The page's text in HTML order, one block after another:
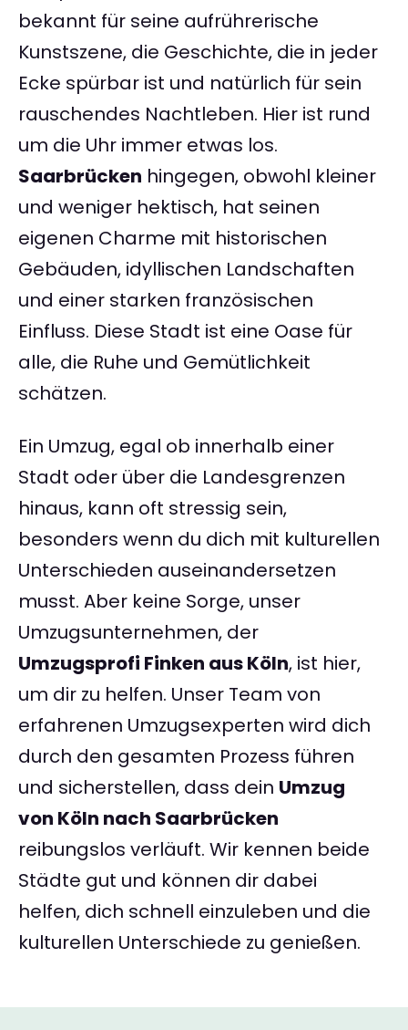
bekannt für seine aufrührerische
Kunstszene, die Geschichte, die in jeder
Ecke spürbar ist und natürlich für sein
rauschendes Nachtleben. Hier ist rund
um die Uhr immer etwas los.
Saarbrücken hingegen, obwohl kleiner
und weniger hektisch, hat seinen
eigenen Charme mit historischen
Gebäuden, idyllischen Landschaften
und einer starken französischen
Einfluss. Diese Stadt ist eine Oase für
alle, die Ruhe und Gemütlichkeit
schätzen.
Ein Umzug, egal ob innerhalb einer
Stadt oder über die Landesgrenzen
hinaus, kann oft stressig sein,
besonders wenn du dich mit kulturellen
Unterschieden auseinandersetzen
musst. Aber keine Sorge, unser
Umzugsunternehmen, der
Umzugsprofi Finken aus Köln, ist hier,
um dir zu helfen. Unser Team von
erfahrenen Umzugsexperten wird dich
durch den gesamten Prozess führen
und sicherstellen, dass dein Umzug
von Köln nach Saarbrücken
reibungslos verläuft. Wir kennen beide
Städte gut und können dir dabei
helfen, dich schnell einzuleben und die
kulturellen Unterschiede zu genießen.